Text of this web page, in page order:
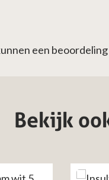
een
Bekijk